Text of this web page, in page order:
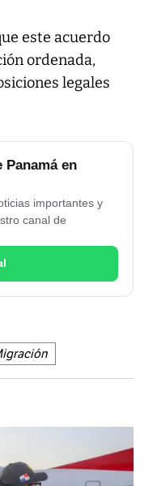
este acuerdo
ordenada,
legales
Panamá en
importantes y
canal de